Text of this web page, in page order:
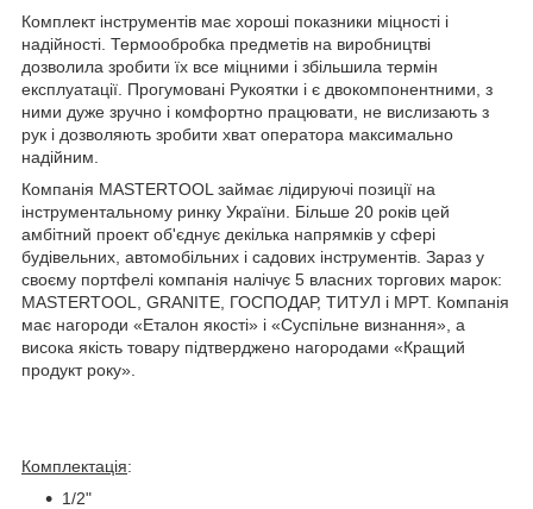
Комплект інструментів має хороші показники міцності і
надійності. Термообробка предметів на виробництві
дозволила зробити їх все міцними і збільшила термін
експлуатації. Прогумовані Рукоятки і є двокомпонентними, з
ними дуже зручно і комфортно працювати, не вислизають з
рук і дозволяють зробити хват оператора максимально
надійним.
Компанія MASTERTOOL займає лідируючі позиції на
інструментальному ринку України. Більше 20 років цей
амбітний проект об'єднує декілька напрямків у сфері
будівельних, автомобільних і садових інструментів. Зараз у
своєму портфелі компанія налічує 5 власних торгових марок:
MASTERTOOL, GRANITE, ГОСПОДАР, ТИТУЛ і MPT. Компанія
має нагороди «Еталон якості» і «Суспільне визнання», а
висока якість товару підтверджено нагородами «Кращий
продукт року».
Комплектація:
1/2"